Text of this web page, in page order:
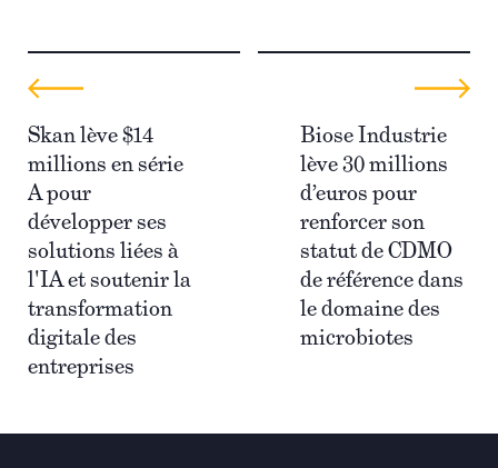
Skan lève $14
millions en série
A pour
développer ses
solutions liées à
l'IA et soutenir la
transformation
digitale des
entreprises
Biose Industrie
lève 30 millions
d’euros pour
renforcer son
statut de CDMO
de référence dans
le domaine des
microbiotes